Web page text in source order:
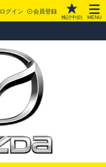
ログイン 会員登録
検討中(0) MENU